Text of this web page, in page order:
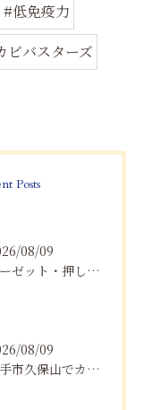
#低免疫力
ビバスターズ
Posts
08/09
クローゼット・押し入れのカビ対策｜愛知・岐阜・三重・静岡で大切な衣類を守る方法
08/09
長久手市久保山でカビにお困りの方へ｜原因・対策・業者へ相談する目安を解説